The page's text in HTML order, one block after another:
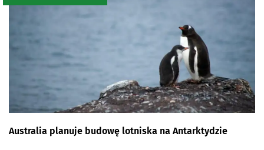
Australia planuje budowę lotniska na Antarktydzie